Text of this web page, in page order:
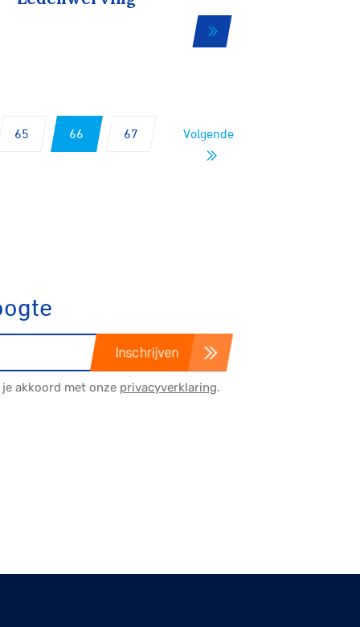
65 66 67 Volgende
Inschrijven
akkoord met onze privacyverklaring.